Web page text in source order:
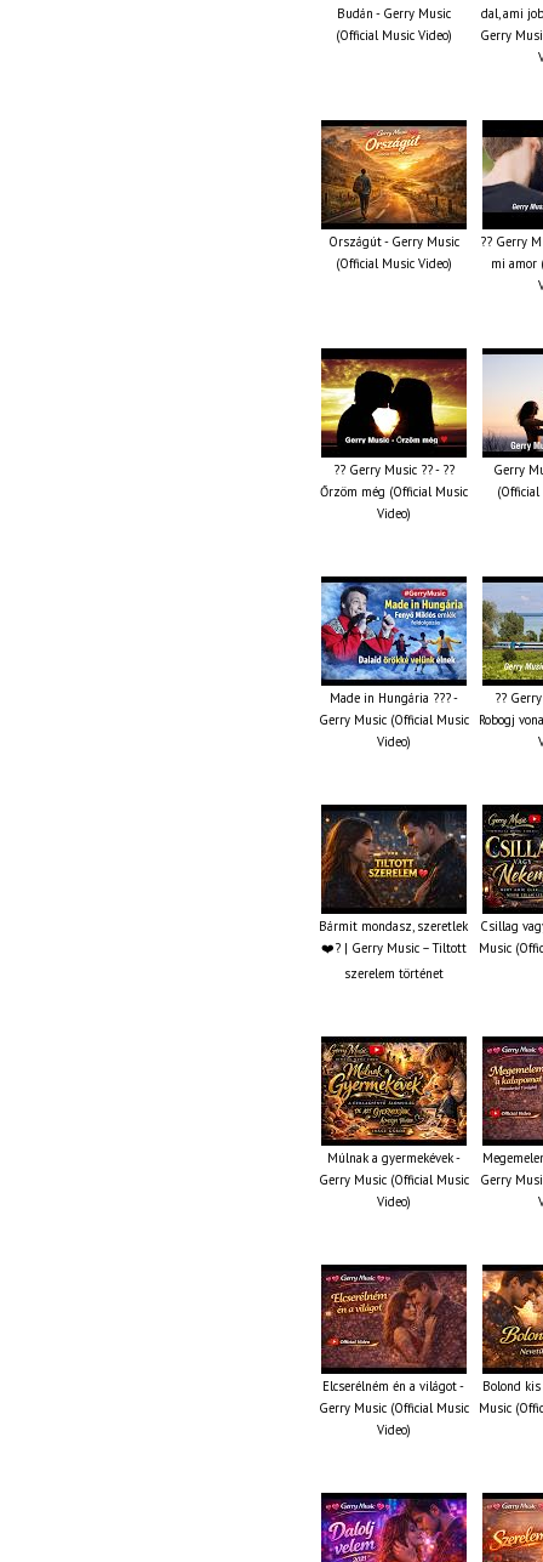
Budán - Gerry Music
(Official Music Video)
dal, ami
Gerry
Országút - Gerry Music
(Official Music Video)
?? Gerry
mi amor
?? Gerry Music ?? - ??
Őrzöm még (Official Music
Video)
Gerry
(Official
Made in Hungária ??? -
Gerry Music (Official Music
Video)
??
Robogj
Bármit mondasz, szeretlek
❤️‍? | Gerry Music – Tiltott
szerelem történet
Csillag
Music
Múlnak a gyermekévek -
Gerry Music (Official Music
Video)
Gerry
Elcserélném én a világot -
Gerry Music (Official Music
Video)
Bolond
Music